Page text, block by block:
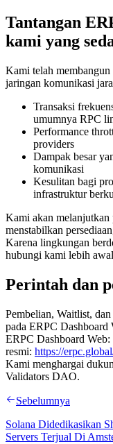
Tantangan
kami yang
Kami telah
jaringan komunikasi
Transaksi
umumnya RPC
Performance
providers
Dampak besar
komunikasi
Kesulitan bagi
infrastruktur
Kami akan melanjutkan
menstabilkan
Karena lingkungan
hubungi kami lebih
Perintah dan
Pembelian, Waitlist,
pada ERPC Dashboard
ERPC Dashboard Web:
resmi: https://
Kami menghargai
Validators DAO.
Sebelumnya
Solana Didedikasikan
Servers Terjual Di